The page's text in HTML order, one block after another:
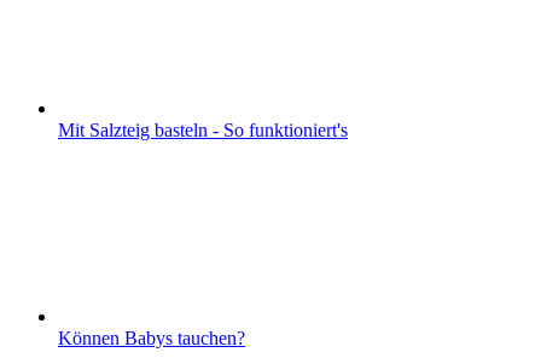
Mit Salzteig basteln - So funktioniert's
Können Babys tauchen?